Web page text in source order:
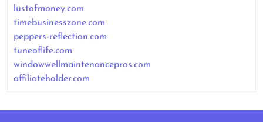
lustofmoney.com
timebusinesszone.com
peppers-reflection.com
tuneoflife.com
windowwellmaintenancepros.com
affiliateholder.com